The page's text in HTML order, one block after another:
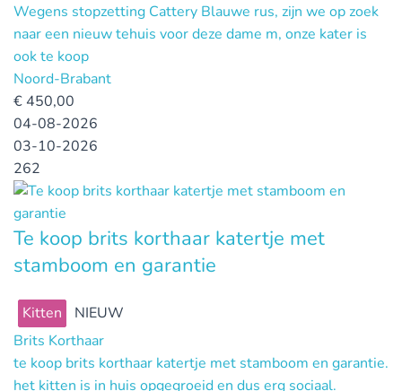
Wegens stopzetting Cattery Blauwe rus, zijn we op zoek
naar een nieuw tehuis voor deze dame m, onze kater is
ook te koop
Noord-Brabant
€ 450,00
04-08-2026
03-10-2026
262
Te koop brits korthaar katertje met
stamboom en garantie
Kitten
NIEUW
Brits Korthaar
te koop brits korthaar katertje met stamboom en garantie.
het kitten is in huis opgegroeid en dus erg sociaal.